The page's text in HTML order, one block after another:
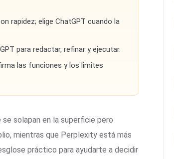
rapidez; elige ChatGPT cuando la
para redactar, refinar y ejecutar.
las funciones y los limites
solapan en la superficie pero
mientras que Perplexity está más
práctico para ayudarte a decidir